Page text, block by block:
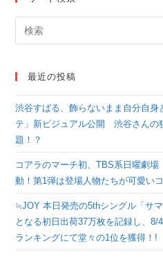
決定
最近の投稿
渋谷すばる、飾らないまま自分自
テ」新ビジュアル公開 渋谷さんの
題！？
コアラのマーチ初、TBS系日曜劇
動！第1弾は登場人物たちが可愛い
≒JOY 本日発売の5thシングル「サ
となる初日出荷37万枚を記録し、
ランキングにて堂々の1位を獲得！!